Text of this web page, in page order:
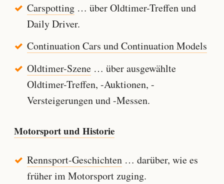
Carspotting… über Oldtimer-Treffen und
Daily Driver.
Continuation Cars und Continuation Models
Oldtimer-Szene… über ausgewählte
Oldtimer-Treffen, -Auktionen, -
Versteigerungen und -Messen.
Motorsport und Historie
Rennsport-Geschichten… darüber, wie es
früher im Motorsport zuging.